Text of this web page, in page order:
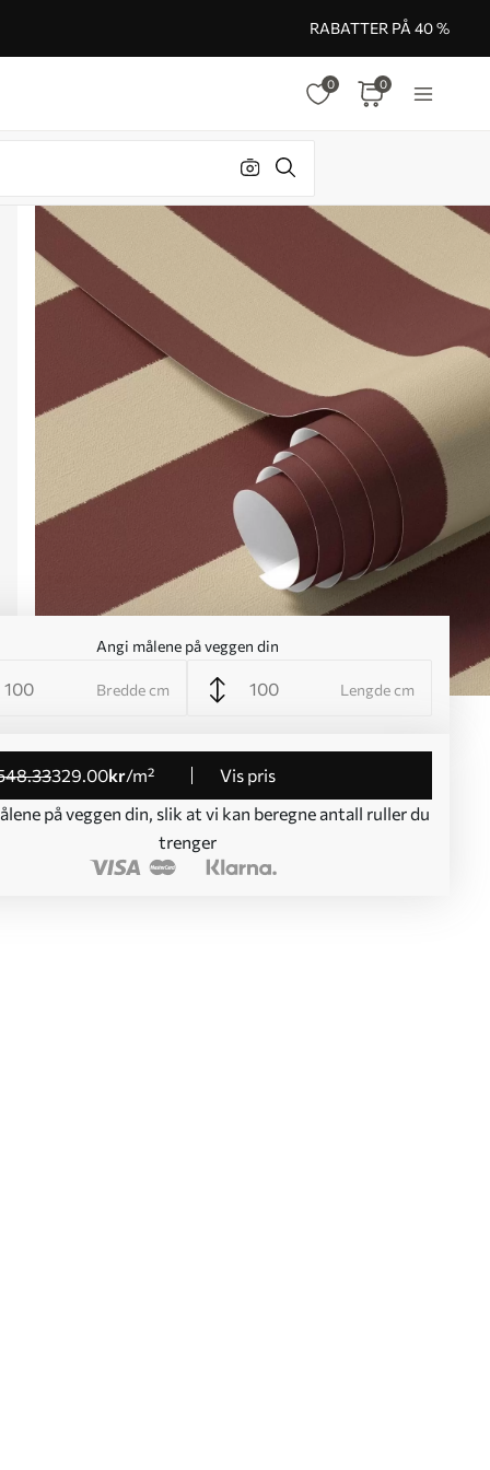
RABATTER PÅ 40 %
0 0
Angi målene på veggen din
Bredde cm Lengde cm
.33329.00kr/m²
Vis pris
på veggen din, slik at vi kan beregne antall ruller du
trenger